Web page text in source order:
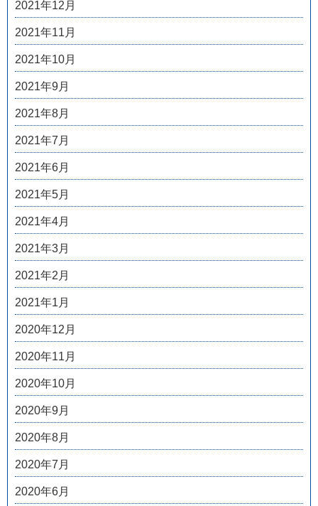
2021年12月
2021年11月
2021年10月
2021年9月
2021年8月
2021年7月
2021年6月
2021年5月
2021年4月
2021年3月
2021年2月
2021年1月
2020年12月
2020年11月
2020年10月
2020年9月
2020年8月
2020年7月
2020年6月